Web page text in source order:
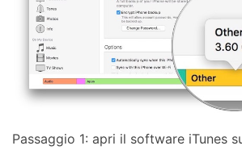
Passaggio 1: apri il software iTunes